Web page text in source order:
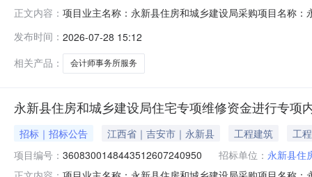
正文内容： 项目业主名称：永新县住房和城乡建设局采购项目名称
间：3（个工作日）签订合同时间：5（个工作日）合同
发布时间： 2026-07-28 15:12
相关产品：
会计师事务所服务
永新县住房和城乡建设局住宅专项维修资金进行专项
招标｜招标公告 江西省｜吉安市｜永新县 工程建筑
工程
项目编号： 3608300148443512607240950 招标单位： 永新县住